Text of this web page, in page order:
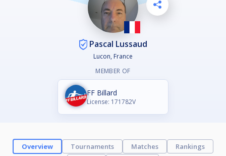
Pascal Lussaud
Lucon, France
MEMBER OF
FF Billard
License: 171782V
Overview Tournaments Matches
Rankings